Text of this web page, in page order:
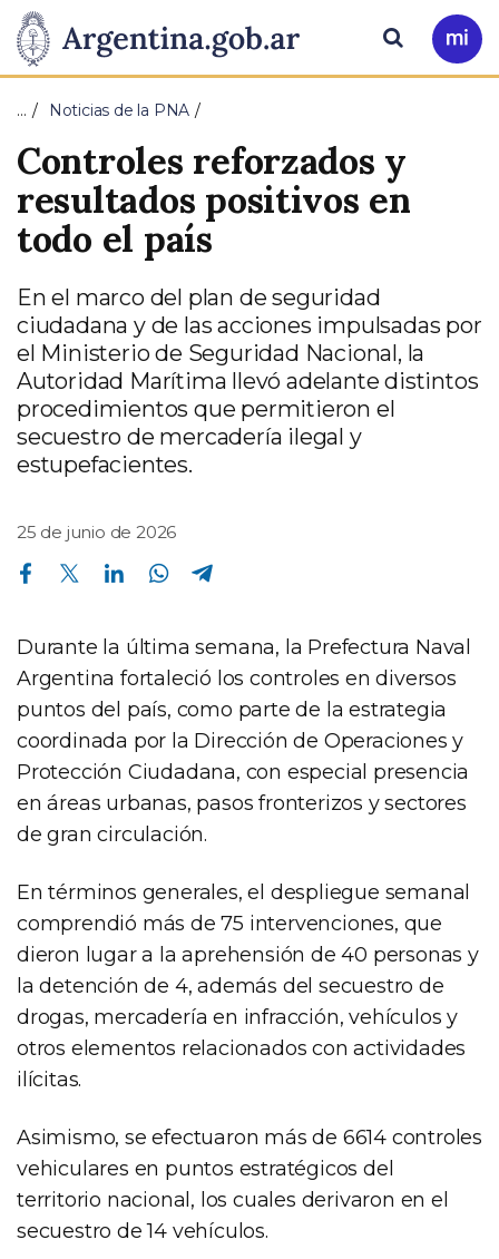
Presidencia
de
la
Nación
Pasar al contenido principal
Ir
a
Buscar
… Noticias de la PNA
Controles reforzados y
resultados positivos en
todo el país
En el marco del plan de seguridad
ciudadana y de las acciones impulsadas por
el Ministerio de Seguridad Nacional, la
Autoridad Marítima llevó adelante distintos
procedimientos que permitieron el
secuestro de mercadería ilegal y
estupefacientes.
25 de junio de 2026
Compartir en Facebook Compartir en Twitter Compartir en Linkedin Compartir en Whatsapp
Durante la última semana, la Prefectura Naval
Argentina fortaleció los controles en diversos
puntos del país, como parte de la estrategia
coordinada por la Dirección de Operaciones y
Protección Ciudadana, con especial presencia
en áreas urbanas, pasos fronterizos y sectores
de gran circulación.
En términos generales, el despliegue semanal
comprendió más de 75 intervenciones, que
dieron lugar a la aprehensión de 40 personas y
la detención de 4, además del secuestro de
drogas, mercadería en infracción, vehículos y
otros elementos relacionados con actividades
ilícitas.
Asimismo, se efectuaron más de 6614 controles
vehiculares en puntos estratégicos del
territorio nacional, los cuales derivaron en el
secuestro de 14 vehículos.